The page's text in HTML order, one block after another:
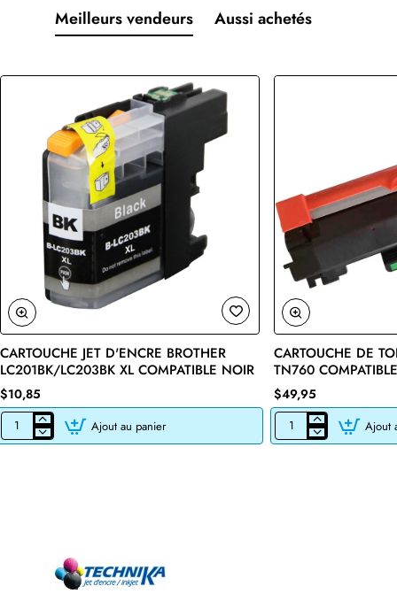
Meilleurs vendeurs Aussi achetés
🔥 Bestseller
CARTOUCHE JET D'ENCRE BROTHER
LC201BK/LC203BK XL COMPATIBLE NOIR
$10,85
CARTOUCHE
JET
Ajout au panier
CARTOUCHE DE
TN760
$49,95
CARTOUCHE
DE
Ajout